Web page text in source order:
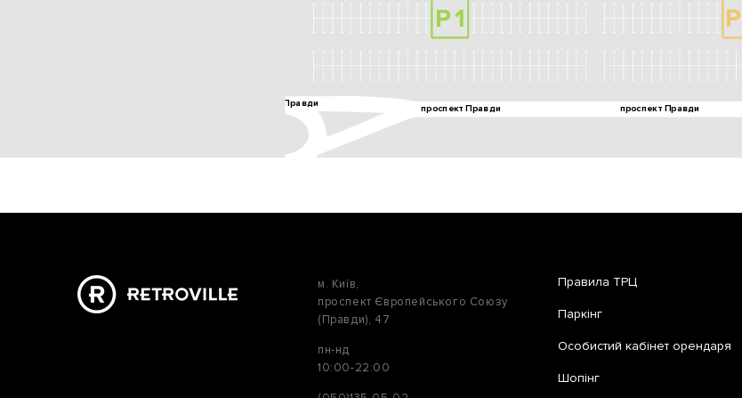
м. Київ,
проспект Європейського Союзу
(Правди), 47
пн-нд
10:00-22:00
Правила ТРЦ
Паркінг
Особистий кабінет орендаря
Шопінг